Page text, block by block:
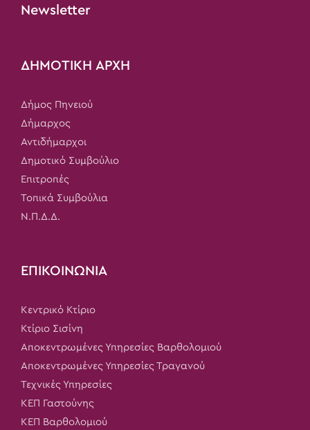
Newsletter
ΔΗΜΟΤΙΚΗ ΑΡΧΗ
Δήμος Πηνειού
Δήμαρχος
Αντιδήμαρχοι
Δημοτικό Συμβούλιο
Επιτροπές
Τοπικά Συμβούλια
Ν.Π.Δ.Δ.
ΕΠΙΚΟΙΝΩΝΙΑ
Κεντρικό Κτίριο
Κτίριο Σισίνη
Αποκεντρωμένες Υπηρεσίες Βαρθολομιού
Αποκεντρωμένες Υπηρεσίες Τραγανού
Τεχνικές Υπηρεσίες
ΚΕΠ Γαστούνης
ΚΕΠ Βαρθολομιού